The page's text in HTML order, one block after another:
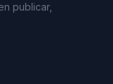
publicar,